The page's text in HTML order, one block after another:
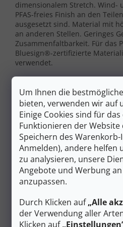
Um Ihnen die
bieten, verwenden wir auf
Einige Cookies sind für
Funktionieren der
Speichern des
Anmelden), andere helfen
zu analysieren, unsere
Angebote und Werbung
anzupassen.
Durch Klicken auf„Alle
der Verwendung aller
Klicken auf
dimensionalem Stretch. Wind-
PFAS-freies Finish an den
ausgesetzt sind. Material mit
an anderen Stellen. Geringes
Zusammenfaltbarkeit. Für das
Bluesign®-zertifizierte
verwendet.
Feste, verstellbare Kapuze,
ist. Einstellung vorne und hinten.
Belüftung
Keine.
Taschen
Geräumige Netztaschen vorne
Atmungsaktivität und
dass die Fronttaschen beim
mit dem Klettergurt oder